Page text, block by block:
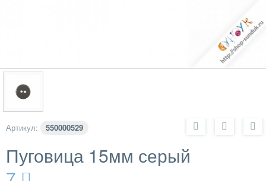
Артикул: 550000529
Пуговица 15мм серый